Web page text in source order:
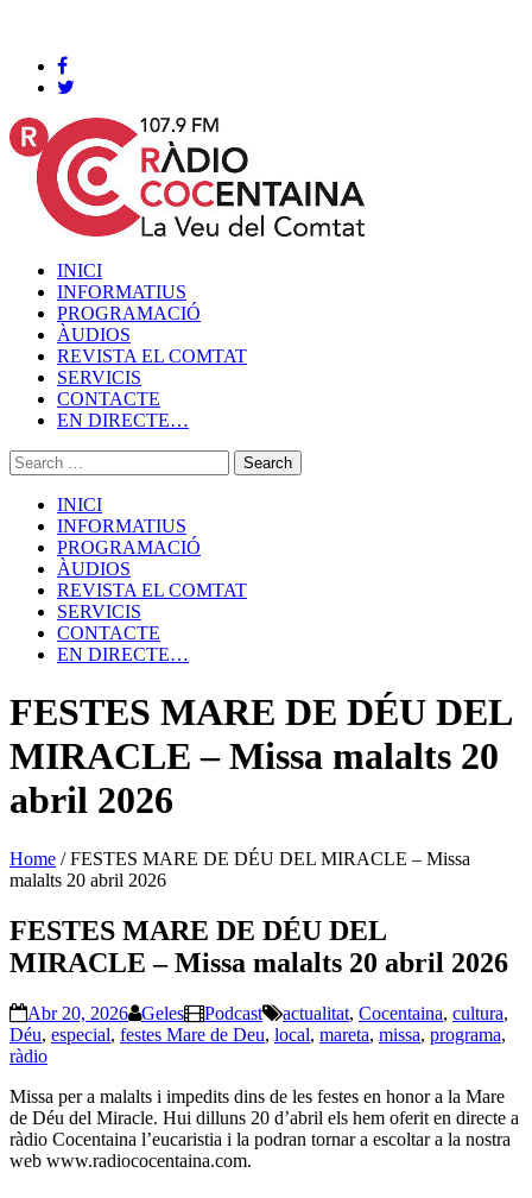
INICI
INFORMATIUS
PROGRAMACIÓ
ÀUDIOS
REVISTA EL COMTAT
SERVICIS
CONTACTE
EN DIRECTE…
INICI
INFORMATIUS
PROGRAMACIÓ
ÀUDIOS
REVISTA EL COMTAT
SERVICIS
CONTACTE
EN DIRECTE…
FESTES MARE DE DÉU DEL
MIRACLE – Missa malalts 20
abril 2026
Home /FESTES MARE DE DÉU DEL MIRACLE – Missa
malalts 20 abril 2026
FESTES MARE DE DÉU DEL
MIRACLE – Missa malalts 20 abril 2026
Abr 20, 2026 Geles Podcast actualitat, Cocentaina, cultura,
Déu, especial, festes Mare de Deu, local, mareta, missa, programa,
ràdio
Missa per a malalts i impedits dins de les festes en honor a la Mare
de Déu del Miracle. Hui dilluns 20 d’abril els hem oferit en directe a
ràdio Cocentaina l’eucaristia i la podran tornar a escoltar a la nostra
web www.radiococentaina.com.